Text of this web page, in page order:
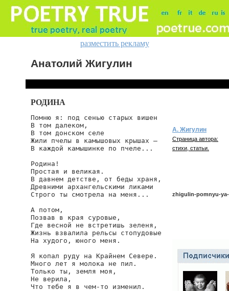
разместить рекламу
Анатолий Жигулин
РОДИНА
Помню я: под сенью старых вишен
В том далеком,
В том донском селе
Жили пчелы в камышовых крышах —
В каждой камышинке по пчеле...
Родина!
Простая и великая.
В давнем детстве, от беды храня,
Древними архангельскими ликами
Строго ты смотрела на меня...
А потом,
Позвав в края суровые,
Где весной не встретишь зеленя,
Жизнь взвалила рельсы стопудовые
На худого, юного меня.
Я копал руду на Крайнем Севере.
Много лет я молока не пил.
Только ты, земля моя,
Не верила,
Что тебе я в чем-то изменил.
А. Жигулин
Страница автора:
стихи, статьи.
zhigulin-pomnyu-